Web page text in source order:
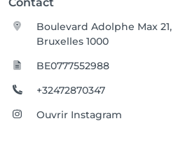
Boulevard Adolphe Max 21,
Bruxelles 1000
BE0777552988
+32472870347
Ouvrir Instagram